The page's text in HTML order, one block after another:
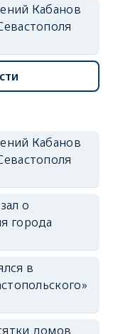
Кабанов
Кабанов
о
города
в
домов